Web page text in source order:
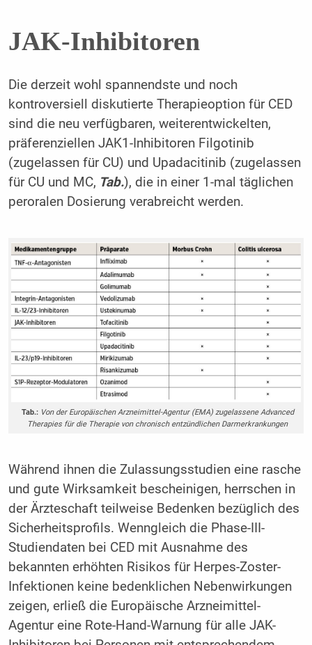
JAK-Inhibitoren
Die derzeit wohl spannendste und noch
kontroversiell diskutierte Therapieoption für CED
sind die neu verfügbaren, weiterentwickelten,
präferenziellen JAK1-Inhibitoren Filgotinib
(zugelassen für CU) und Upadacitinib (zugelassen
für CU und MC, Tab.), die in einer 1-mal täglichen
peroralen Dosierung verabreicht werden.
Tab.: Von der Europäischen Arzneimittel-Agentur (EMA) zugelassene Advanced
Therapies für die Therapie von chronisch entzündlichen Darmerkrankungen
Während ihnen die Zulassungsstudien eine rasche
und gute Wirksamkeit bescheinigen, herrschen in
der Ärzteschaft teilweise Bedenken bezüglich des
Sicherheitsprofils. Wenngleich die Phase-III-
Studiendaten bei CED mit Ausnahme des
bekannten erhöhten Risikos für Herpes-Zoster-
Infektionen keine bedenklichen Nebenwirkungen
zeigen, erließ die Europäische Arzneimittel-
Agentur eine Rote-Hand-Warnung für alle JAK-